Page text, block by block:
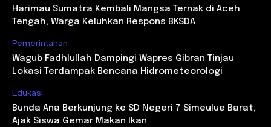
Harimau Sumatra Kembali Mangsa Ternak di Aceh
Tengah, Warga Keluhkan Respons BKSDA
Pemerintahan
Wagub Fadhlullah Dampingi Wapres Gibran Tinjau
Lokasi Terdampak Bencana Hidrometeorologi
Edukasi
Bunda Ana Berkunjung ke SD Negeri 7 Simeulue Barat,
Ajak Siswa Gemar Makan Ikan